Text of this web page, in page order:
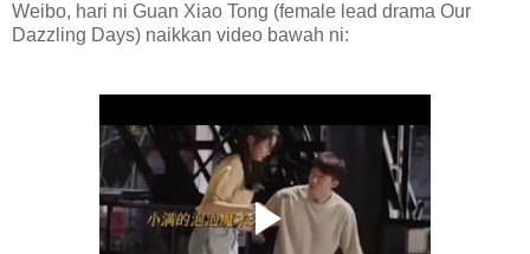
Weibo, hari ni Guan Xiao Tong (female lead drama Our
Dazzling Days) naikkan video bawah ni: